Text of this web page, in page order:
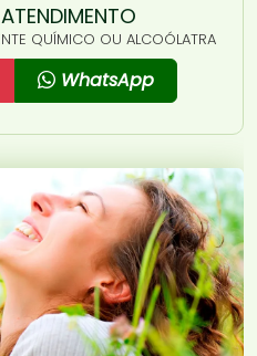
QUÍMICO OU ALCOÓLATRA
WhatsApp